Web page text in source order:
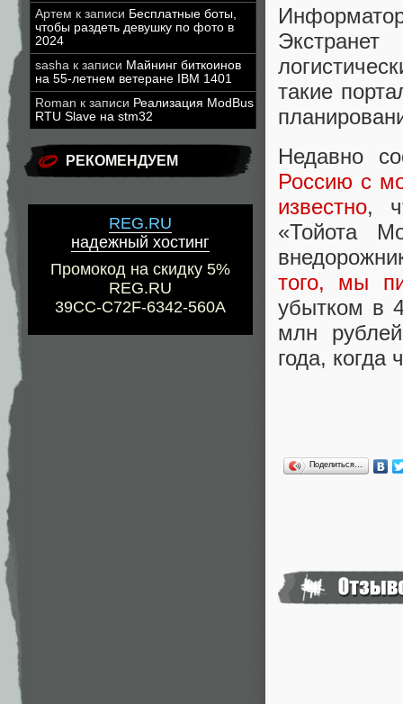
Артем к записи Бесплатные боты,
чтобы раздеть девушку по фото в
2024
sasha к записи Майнинг биткоинов
на 55-летнем ветеране IBM 1401
Roman к записи Реализация ModBus
RTU Slave на stm32
РЕКОМЕНДУЕМ
REG.RU
надежный хостинг
Промокод на скидку 5%
REG.RU
39CC-C72F-6342-560A
такие
Недавно
Россию с
известно,
«Тойота
того, мы
убытком в
млн
года, когда
Поделиться…